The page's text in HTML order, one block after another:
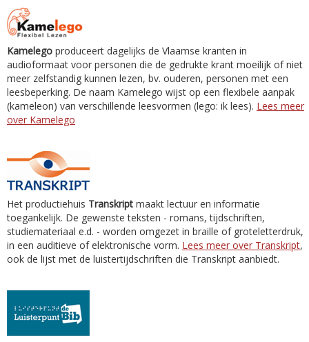
Kamelego produceert dagelijks de Vlaamse kranten in
audioformaat voor personen die de gedrukte krant moeilijk of niet
meer zelfstandig kunnen lezen, bv. ouderen, personen met een
leesbeperking. De naam Kamelego wijst op een flexibele aanpak
(kameleon) van verschillende leesvormen (lego: ik lees). Lees meer
over Kamelego
Het productiehuis Transkript maakt lectuur en informatie
toegankelijk. De gewenste teksten - romans, tijdschriften,
studiemateriaal e.d. - worden omgezet in braille of groteletterdruk,
in een auditieve of elektronische vorm. Lees meer over Transkript,
ook de lijst met de luistertijdschriften die Transkript aanbiedt.